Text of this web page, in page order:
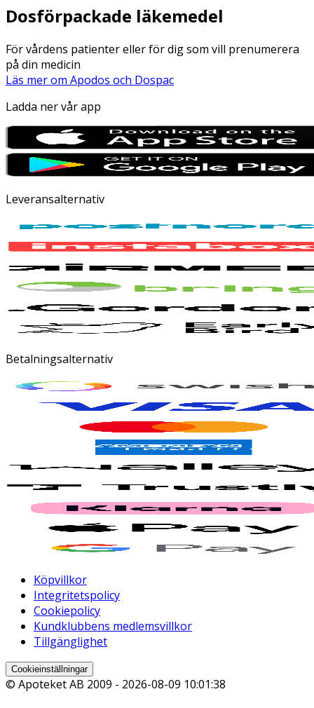
Dosförpackade läkemedel
För vårdens patienter eller för dig som vill prenumerera
på din medicin
Läs mer om Apodos och Dospac
Ladda ner vår app
Leveransalternativ
Betalningsalternativ
Köpvillkor
Integritetspolicy
Cookiepolicy
Kundklubbens medlemsvillkor
Tillgänglighet
Cookieinställningar
© Apoteket AB 2009 - 2026-08-09 10:01:38